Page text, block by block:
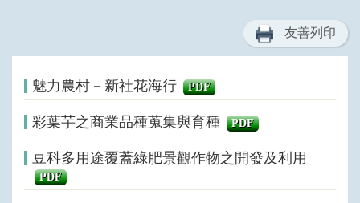
友善列印
魅力農村－新社花海行 PDF
彩葉芋之商業品種蒐集與育種 PDF
豆科多用途覆蓋綠肥景觀作物之開發及利用
PDF